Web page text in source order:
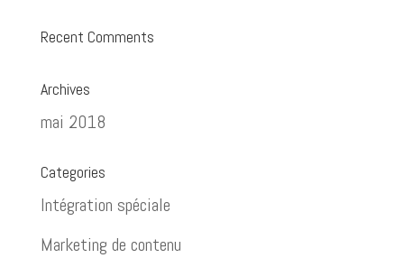
Recent Comments
Archives
mai 2018
Categories
Intégration spéciale
Marketing de contenu